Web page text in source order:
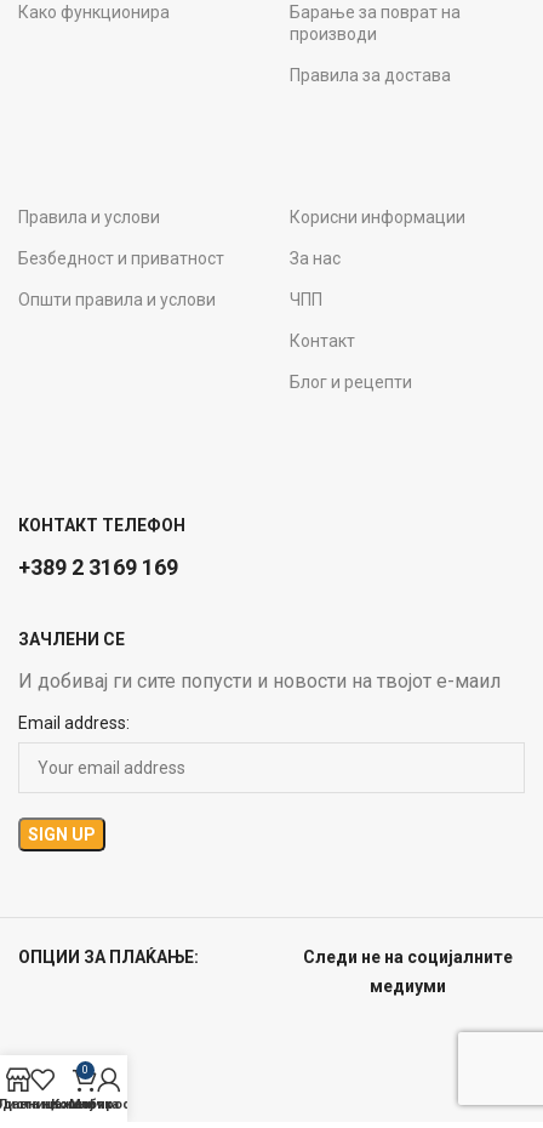
Како функционира
Барање за поврат на
производи
Правила за достава
Правила и услови
Безбедност и приватност
Општи правила и услови
Корисни информации
За нас
ЧПП
Контакт
Блог и рецепти
КОНТАКТ ТЕЛЕФОН
+389 2 3169 169
ЗАЧЛЕНИ СЕ
И добивај ги сите попусти и новости на твојот е-маил
Email address:
ОПЦИИ ЗА ПЛАЌАЊЕ:
Следи не на социјалните
медиуми
на желби
0
Кошничка
Мој профил